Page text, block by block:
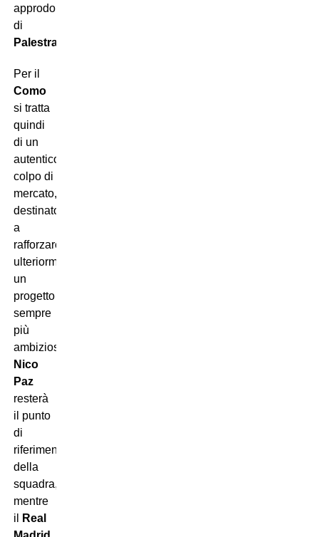
approdo
di
Palestra
Per il
Como
si tratta
quindi
di un
autentico
colpo di
mercato,
destinato
a
rafforzare
ulteriormente
un
progetto
sempre
più
ambizioso.
Nico
Paz
resterà
il punto
di
riferimento
della
squadra,
mentre
il
Real